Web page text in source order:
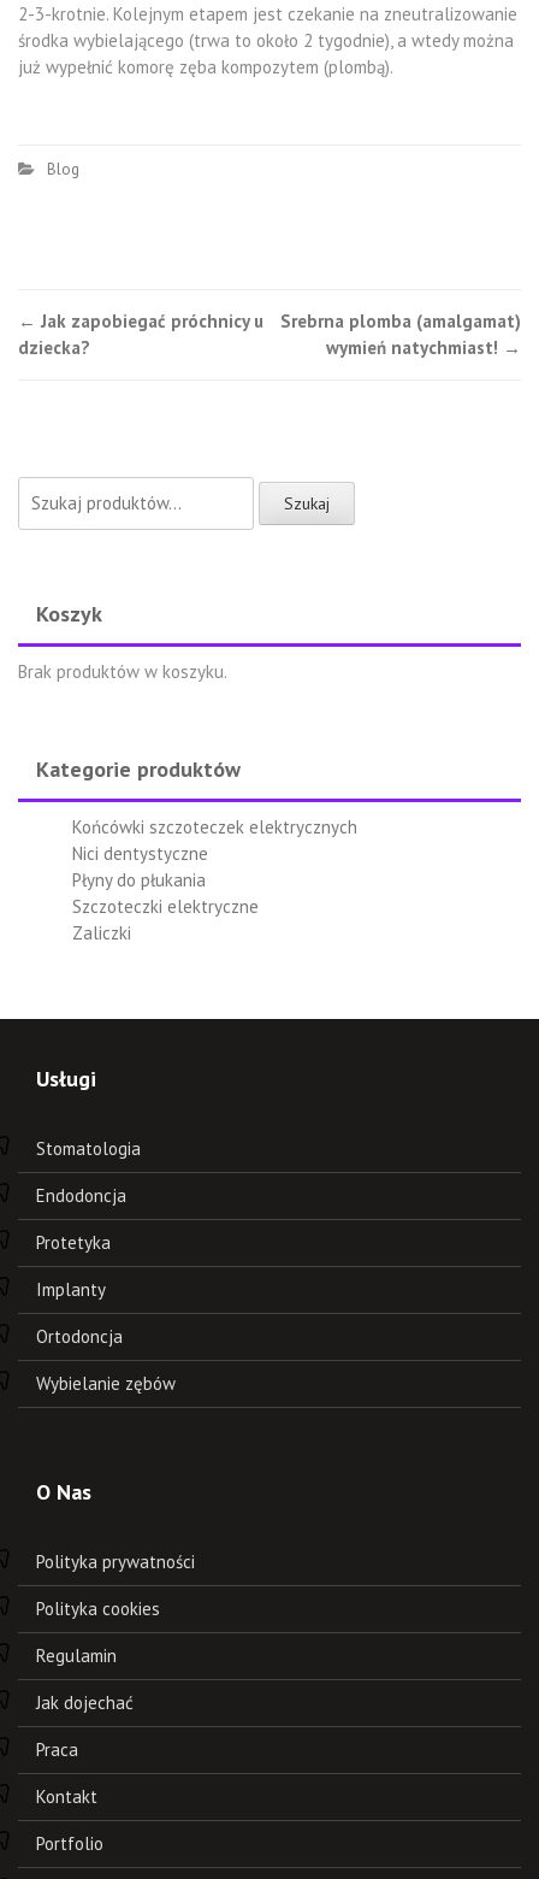
2-3-krotnie. Kolejnym etapem jest czekanie na zneutralizowanie
środka wybielającego (trwa to około 2 tygodnie), a wtedy można
już wypełnić komorę zęba kompozytem (plombą).
Blog
Post
navigation
← Jak zapobiegać próchnicy u
dziecka?
Srebrna plomba (amalgamat)
wymień natychmiast! →
Szukaj
Koszyk
Brak produktów w koszyku.
Kategorie produktów
Końcówki szczoteczek elektrycznych
Nici dentystyczne
Płyny do płukania
Szczoteczki elektryczne
Zaliczki
Usługi
Stomatologia
Endodoncja
Protetyka
Implanty
Ortodoncja
Wybielanie zębów
O Nas
Polityka prywatności
Polityka cookies
Regulamin
Jak dojechać
Praca
Kontakt
Portfolio